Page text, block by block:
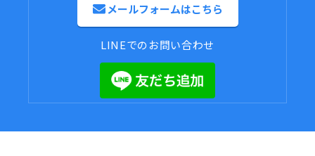
メールフォームはこちら
LINEでのお問い合わせ